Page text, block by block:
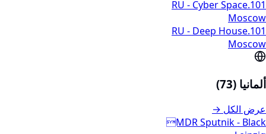
101.RU - Cyber Space
Moscow
101.RU - Deep House
Moscow
ألمانيا (73)
عرض الكل →
MDR Sputnik - Black